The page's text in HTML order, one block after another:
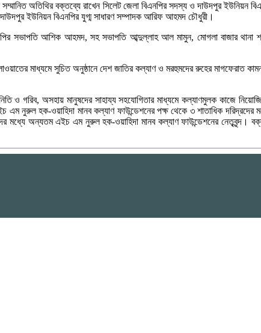
অতিথির বক্তব্যে রাখেন সিলেট জেলা বিএনপির সদস্য ও দাউদপুর
ইউনিয়ন বিএনপির যুগ্ম সাধারণ সম্পাদক আরিফ আহমদ চৌধুরী।
সভাপতি আশিক আহমদ, সহ সভাপতি আব্দুল্লাহ আল মামুন, মোগলা বাজার
মাধ্যমে সুচিত অনুষ্ঠানে দেশ জাতির কল্যাণ ও মরহুমদের রুহের মাগফেরাত
ও গরিব, অসহায় মানুষদের সাহায্য সহযোগিতার মাধ্যমে কল্যাণমুলক কাজে
এইচ এম নুরুল হক-ওয়াহিদা মানব কল্যাণ ফাউন্ডেশনের পক্ষ থেকে ৩ শাতাধিক
অন্যতম এইচ এম নুরুল হক-ওয়াহিদা মানব কল্যাণ ফাউন্ডেশনের নেতৃবৃন্দ।